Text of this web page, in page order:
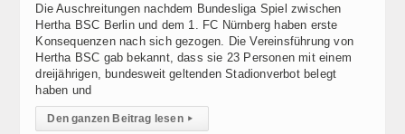
Die Auschreitungen nachdem Bundesliga Spiel zwischen
Hertha BSC Berlin und dem 1. FC Nürnberg haben erste
Konsequenzen nach sich gezogen. Die Vereinsführung von
Hertha BSC gab bekannt, dass sie 23 Personen mit einem
dreijährigen, bundesweit geltenden Stadionverbot belegt
haben und
Den ganzen Beitrag lesen ▸